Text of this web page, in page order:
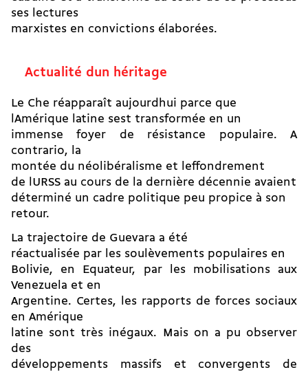
ses lectures
marxistes en convictions élaborées.
Actualité dun héritage
Le Che réapparaît aujourdhui parce que
lAmérique latine sest transformée en un
immense foyer de résistance populaire. A
contrario, la
montée du néolibéralisme et leffondrement
de lURSS au cours de la dernière décennie avaient
déterminé un cadre politique peu propice à son
retour.
La trajectoire de Guevara a été
réactualisée par les soulèvements populaires en
Bolivie, en Equateur, par les mobilisations aux
Venezuela et en
Argentine. Certes, les rapports de forces sociaux
en Amérique
latine sont très inégaux. Mais on a pu observer
des
développements massifs et convergents de